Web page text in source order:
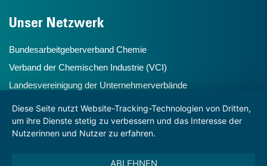
Unser Netzwerk
Bundesarbeitgeberverband Chemie
Verband der Chemischen Industrie (VCI)
Landesvereinigung der Unternehmerverbände
Chemiehochdrei
Hinweise
Impressum und Disclaimer
Diese Seite nutzt Website-Tracking-Technologien von Dritten,
um ihre Dienste stetig zu verbessern und das Interesse der
Nutzerinnen und Nutzer zu erfahren.
ABLEHNEN